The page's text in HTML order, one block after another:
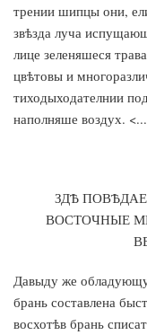
трении шипцы они,
звѣзда луча
лице зеленяшеся
цвѣтовы и
тиходыходателнии
наполняше воздух.
ЗДѢ
ВОСТОЧНЫЕ
Давыду же
брань составлена
восхотѣв брань